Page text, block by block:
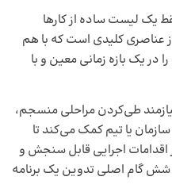
یک لیست ساده از کارها
عناصری کلیدی است که با هم
یک بازه زمانی معین و با
طی‌کردن مراحلی منسجم،
یا تیم کمک می‌کند تا
اقدامات اجرایی قابل سنجش و
شش گام اصلی تدوین یک برنامه